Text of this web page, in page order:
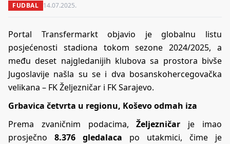
FUDBAL 14.07.2025.
Portal Transfermarkt objavio je globalnu listu
posjećenosti stadiona tokom sezone 2024/2025, a
među deset najgledanijih klubova sa prostora bivše
Jugoslavije našla su se i dva bosanskohercegovačka
velikana – FK Željezničar i FK Sarajevo.
Grbavica četvrta u regionu, Koševo odmah iza
Prema zvaničnim podacima,Željezničar je imao
prosječno 8.376 gledalaca po utakmici, čime je